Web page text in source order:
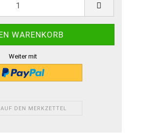
Weiter mit
AUF DEN MERKZETTEL